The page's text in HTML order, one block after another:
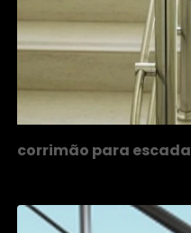
corrimão para escada